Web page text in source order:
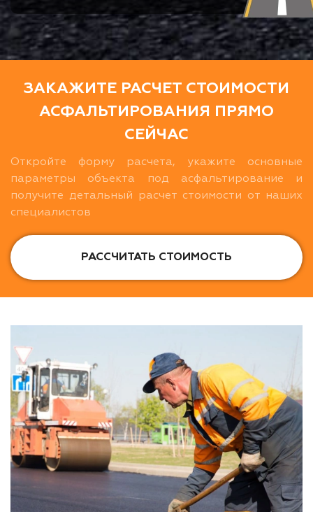
ЗАКАЖИТЕ РАСЧЕТ СТОИМОСТИ
АСФАЛЬТИРОВАНИЯ ПРЯМО
СЕЙЧАС
Откройте форму расчета, укажите основные
параметры объекта под асфальтирование и
получите детальный расчет стоимости от наших
специалистов
РАССЧИТАТЬ СТОИМОСТЬ